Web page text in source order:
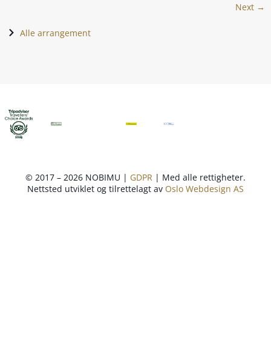
Next →
Alle arrangement
© 2017 – 2026 NOBIMU | GDPR | Med alle rettigheter.
Nettsted utviklet og tilrettelagt av Oslo Webdesign AS